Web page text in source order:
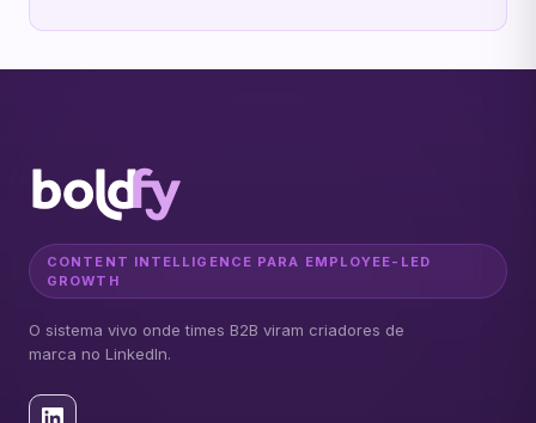
CONTENT INTELLIGENCE PARA EMPLOYEE-LED
GROWTH
O sistema vivo onde times B2B viram criadores de
marca no LinkedIn.